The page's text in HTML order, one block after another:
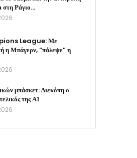
στη Ράγιο…
League: Με
η Μπάγερν, “πάλεψε” η
μπάσκετ: Διεκόπη ο
της Α1